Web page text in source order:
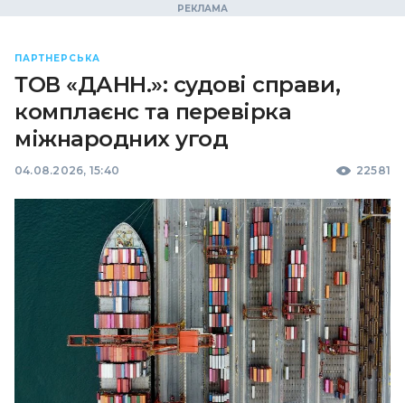
ПАРТНЕРСЬКА
ТОВ «ДАНН.»: судові справи,
комплаєнс та перевірка
міжнародних угод
04.08.2026, 15:40 22581